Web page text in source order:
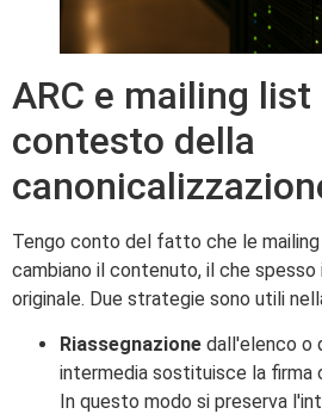
ARC e mailing list
contesto della
Tengo conto del fatto che le
cambiano il contenuto, il che spesso
originale. Due strategie sono utili
Riassegnazione dall'elenco o
intermedia sostituisce la firma
In questo modo si preserva